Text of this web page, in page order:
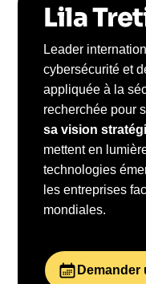
Lila
Leader
cybersécurité et
appliquée à la
recherchée pour
sa vision
mettent en
technologies
les entreprises
mondiales.
Demander